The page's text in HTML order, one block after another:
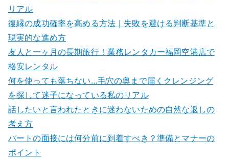
リアル
復縁の成功確率を高める方法｜失敗を避ける判断基準と
現実的な進め方
友人と一ヶ月の長期旅行！業務レンタカー福岡空港店で
格安レンタル
何を使っても落ちない…毛穴の奥まで届くクレンジング
を探して迷子になっている私のリアル
話したいと言われたときに迷わないための自然な返しの
考え方
パートの面接には何分前に到着すべき？準備とマナーの
ポイント